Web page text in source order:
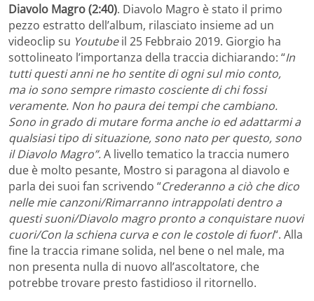
Diavolo Magro (2:40). Diavolo Magro è stato il primo
pezzo estratto dell’album, rilasciato insieme ad un
videoclip su Youtubeil 25 Febbraio 2019. Giorgio ha
sottolineato l’importanza della traccia dichiarando: “In
tutti questi anni ne ho sentite di ogni sul mio conto,
ma io sono sempre rimasto cosciente di chi fossi
veramente. Non ho paura dei tempi che cambiano.
Sono in grado di mutare forma anche io ed adattarmi a
qualsiasi tipo di situazione, sono nato per questo, sono
il Diavolo Magro”.A livello tematico la traccia numero
due è molto pesante, Mostro si paragona al diavolo e
parla dei suoi fan scrivendo “Crederanno a ciò che dico
nelle mie canzoni/Rimarranno intrappolati dentro a
questi suoni/Diavolo magro pronto a conquistare nuovi
cuori/Con la schiena curva e con le costole di fuori“. Alla
fine la traccia rimane solida, nel bene o nel male, ma
non presenta nulla di nuovo all’ascoltatore, che
potrebbe trovare presto fastidioso il ritornello.